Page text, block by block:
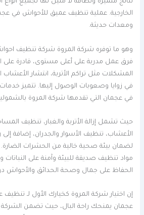
نتائج متميزة ونظافة لا مثيل لها لجميع
الخارجية. عملية تنظيف عميق للأحواش في
ومعدات حديثة.
وهو ما توفره شركة المروة شركة تنظيف
فرق عمل مدربة على أعلى مستوى، قادرة
المشكلات مثل تراكم الأتربة، انتشار الأعشاب
في زوايا وصعوبات الوصول إليها. تتميز
في عجمان التي تقدمها شركة المروة
حيث تشمل إزالة الأتربة والغبار، تنظيف
الأعشاب، تنظيف الأسوار والجدران، إضافة
لضمان بيئة صحية خالية من الحشرات
مواد تنظيف صديقة للبيئة وآمنة على
الحفاظ على جمال وصحة الحدائق والأحواش
إن اختيار شركة المروة كخيارك الأول لـ
عجمان يمنحك راحة البال، حيث تضمن الشركة